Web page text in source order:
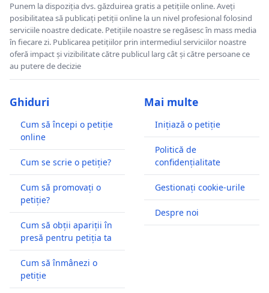
Punem la dispoziția dvs. găzduirea gratis a petițiile online. Aveți
posibilitatea să publicați petiții online la un nivel profesional folosind
serviciile noastre dedicate. Petițiile noastre se regăsesc în mass media
în fiecare zi. Publicarea petițiilor prin intermediul serviciilor noastre
oferă impact și vizibilitate către publicul larg cât și către persoane ce
au putere de decizie
Ghiduri
Cum să începi o petiție
online
Cum se scrie o petiție?
Cum să promovați o
petiție?
Cum să obții apariții în
presă pentru petiția ta
Cum să înmânezi o
petiție
Mai multe
Inițiază o petiție
Politică de
confidențialitate
Gestionați cookie-urile
Despre noi